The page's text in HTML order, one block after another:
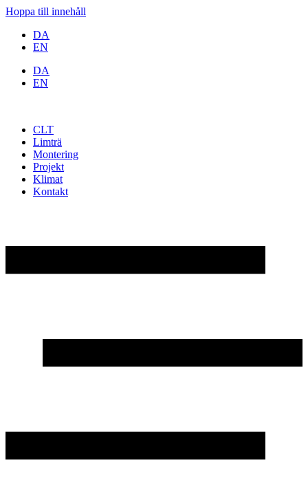
Hoppa till innehåll
DA
EN
DA
EN
CLT
Limträ
Montering
Projekt
Klimat
Kontakt